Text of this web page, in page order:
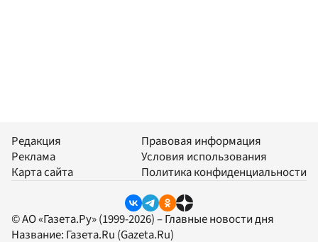
Редакция
Реклама
Карта сайта
Правовая информация
Условия использования
Политика конфиденциальности
© АО «Газета.Ру» (1999-2026) – Главные новости дня
Название: Газета.Ru (Gazeta.Ru)